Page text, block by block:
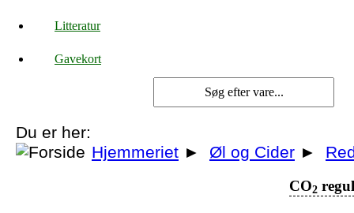
Litteratur
Gavekort
Du er her:
Hjemmeriet ► Øl og Cider ►
CO2